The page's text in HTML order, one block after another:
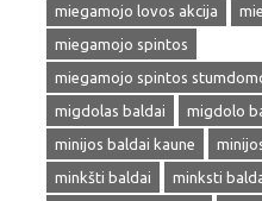
miegamojo lovos akcija
miegamojo spintos
miegamojo spintos
migdolas baldai
migdolo
minijos baldai kaune
minkšti baldai
minksti